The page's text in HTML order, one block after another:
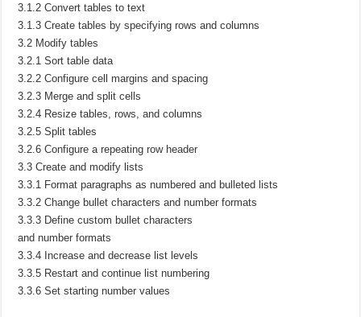
3.1.2 Convert tables to text
3.1.3 Create tables by specifying rows and columns
3.2 Modify tables
3.2.1 Sort table data
3.2.2 Configure cell margins and spacing
3.2.3 Merge and split cells
3.2.4 Resize tables, rows, and columns
3.2.5 Split tables
3.2.6 Configure a repeating row header
3.3 Create and modify lists
3.3.1 Format paragraphs as numbered and bulleted lists
3.3.2 Change bullet characters and number formats
3.3.3 Define custom bullet characters
and number formats
3.3.4 Increase and decrease list levels
3.3.5 Restart and continue list numbering
3.3.6 Set starting number values